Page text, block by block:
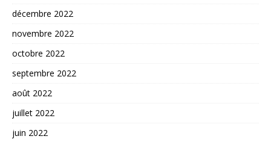
décembre 2022
novembre 2022
octobre 2022
septembre 2022
août 2022
juillet 2022
juin 2022